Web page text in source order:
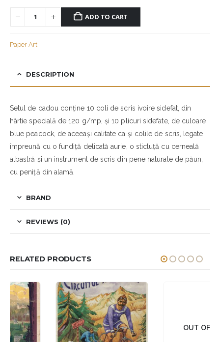
ADD TO CART
Paper Art
DESCRIPTION
Setul de cadou conține 10 coli de scris ivoire sidefat, din
hârtie specială de 120 g/mp, și 10 plicuri sidefate, de culoare
blue peacock, de aceeași calitate ca și colile de scris, legate
împreună cu o fundiță delicată aurie, o sticluță cu cerneală
albastră și un instrument de scris din pene naturale de păun,
cu peniță din alamă.
BRAND
REVIEWS (0)
RELATED PRODUCTS
OUT OF STOCK